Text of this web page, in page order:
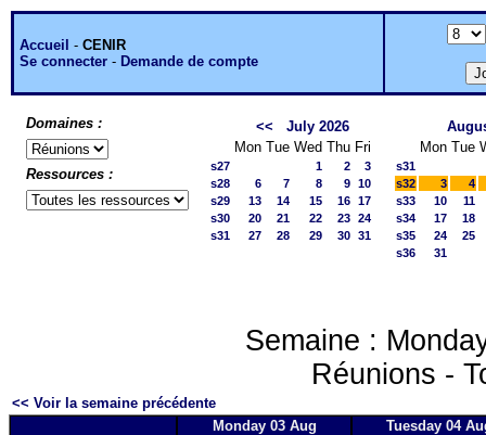
Accueil - CENIR
Se connecter - Demande de compte
Domaines :
Ressources :
<<
July 2026
Mon Tue Wed Thu Fri
s27 1 2
3
s28
6 7 8 9 10
s29
13 14 15 16 17
s30
20 21 22 23 24
s31
27 28 29 30 31
Mon Tue
s31
s32
3
4
s33
10
11
s34
17
18
s35
24
25
s36
31
Semaine :
Réunions -
<< Voir la semaine précédente
Monday 03 Aug
Tuesday 04